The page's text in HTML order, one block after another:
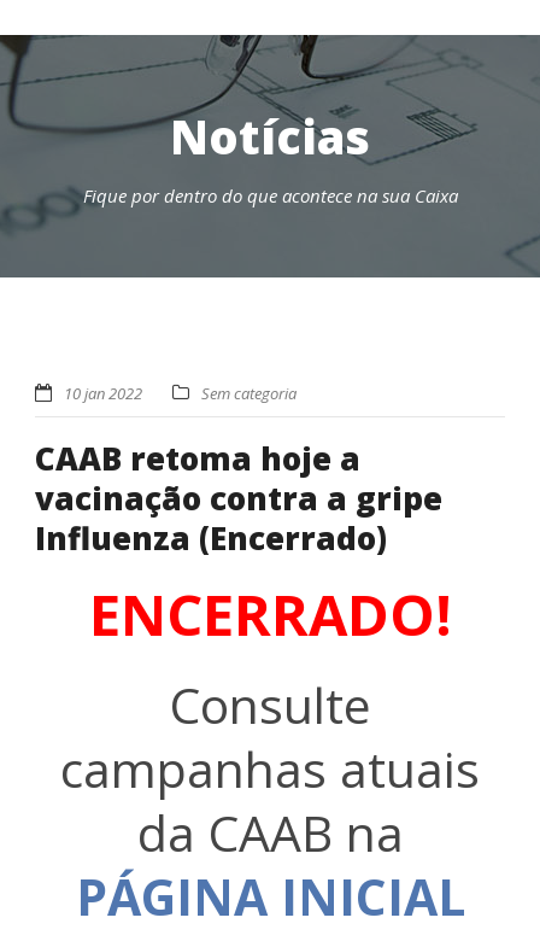
Notícias
Fique por dentro do que acontece na sua Caixa
10 jan 2022 Sem categoria
CAAB retoma hoje a
vacinação contra a gripe
Influenza (Encerrado)
ENCERRADO!
Consulte
campanhas atuais
da CAAB na
PÁGINA INICIAL